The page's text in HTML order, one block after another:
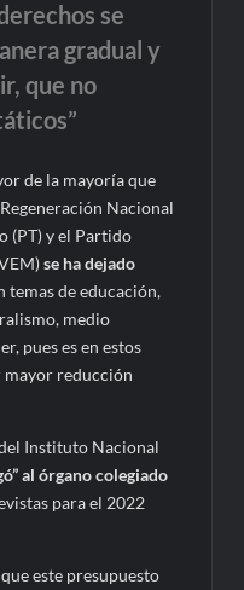
se
gradual y
que no
de la mayoría que
Nacional
(PT) y el Partido
se ha dejado
temas de educación,
medio
pues es en estos
mayor reducción
Instituto Nacional
al órgano colegiado
para el 2022
este presupuesto